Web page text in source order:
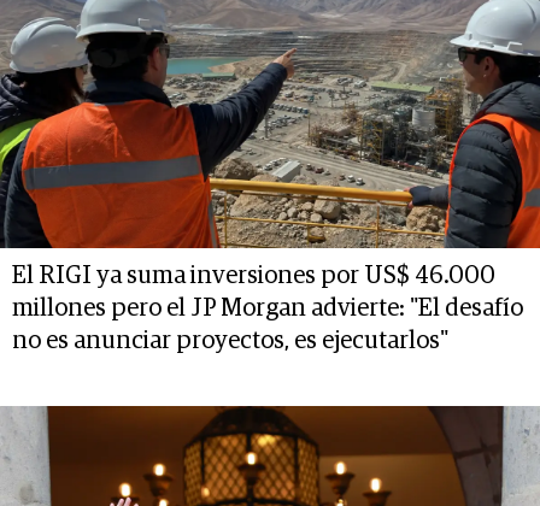
El RIGI ya suma inversiones por US$ 46.000
millones pero el JP Morgan advierte: "El desafío
no es anunciar proyectos, es ejecutarlos"